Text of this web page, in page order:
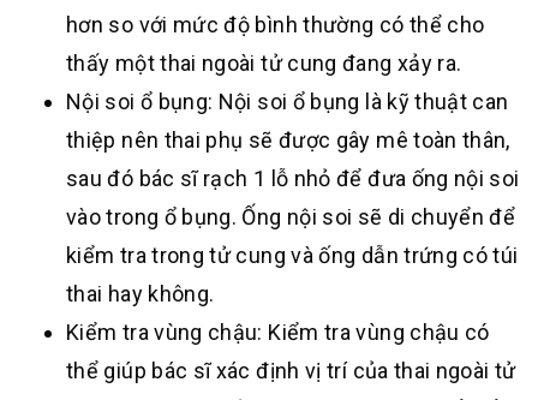
hơn so với mức độ bình thường có thể cho
thấy một thai ngoài tử cung đang xảy ra.
Nội soi ổ bụng: Nội soi ổ bụng là kỹ thuật can
thiệp nên thai phụ sẽ được gây mê toàn thân,
sau đó bác sĩ rạch 1 lỗ nhỏ để đưa ống nội soi
vào trong ổ bụng. Ống nội soi sẽ di chuyển để
kiểm tra trong tử cung và ống dẫn trứng có túi
thai hay không.
Kiểm tra vùng chậu: Kiểm tra vùng chậu có
thể giúp bác sĩ xác định vị trí của thai ngoài tử